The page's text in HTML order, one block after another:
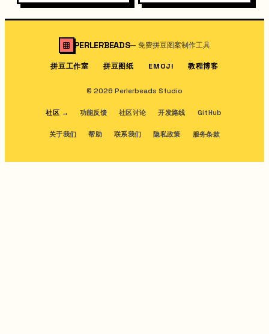
PERLERBEADS—免费拼豆图案制作工具
拼豆工作室 拼豆图纸 EMOJI 教程博客
© 2026 Perlerbeads Studio
社区 → 功能反馈 社区讨论 开发路线 GitHub
关于我们 帮助 联系我们 隐私政策 服务条款